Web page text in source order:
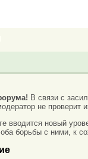
В связи с
не проверит
вводится новый
борьбы с ними, к